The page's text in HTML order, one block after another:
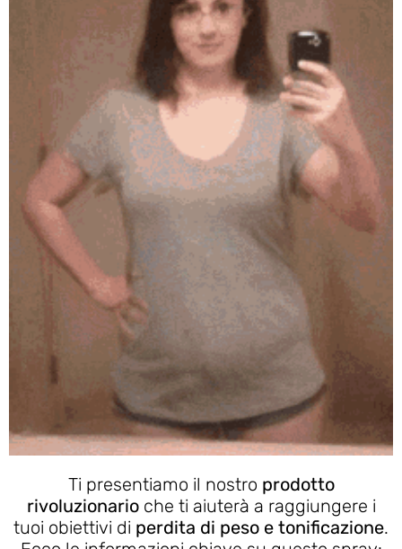
Ti presentiamo il nostro prodotto
rivoluzionarioche ti aiuterà a raggiungere i
tuoi obiettivi di perdita di peso e tonificazione.